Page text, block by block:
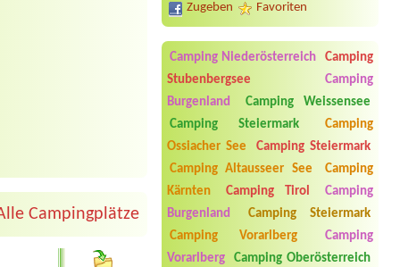
Zugeben Favoriten
Camping Niederösterreich
Camping
Stubenbergsee
Camping
Burgenland
Camping Weissensee
Camping Steiermark
Camping
Ossiacher See
Camping Steiermark
Camping Altausseer See
Camping
Kärnten
Camping Tirol
Camping
Burgenland
Camping Steiermark
Camping Vorarlberg
Camping
Vorarlberg
Camping Oberösterreich
Berau**** am Wolfgangsee
1xzeltplatz fur 3 personen
Campingplätze